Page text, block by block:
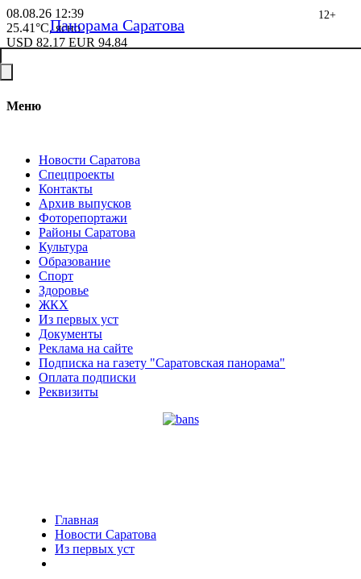
08.08.26 12:39
25.41°C, ясно
USD 82.17 EUR 94.84
Меню
Новости Саратова
Спецпроекты
Контакты
Архив выпусков
Фоторепортажи
Районы Саратова
Культура
Образование
Спорт
Здоровье
ЖКХ
Из пеpвых уст
Документы
Реклама на сайте
Подписка на газету "Саратовская панорама"
Оплата подписки
Реквизиты
Панорама Саратова
12+
Главная
Новости Саратова
Из пеpвых уст